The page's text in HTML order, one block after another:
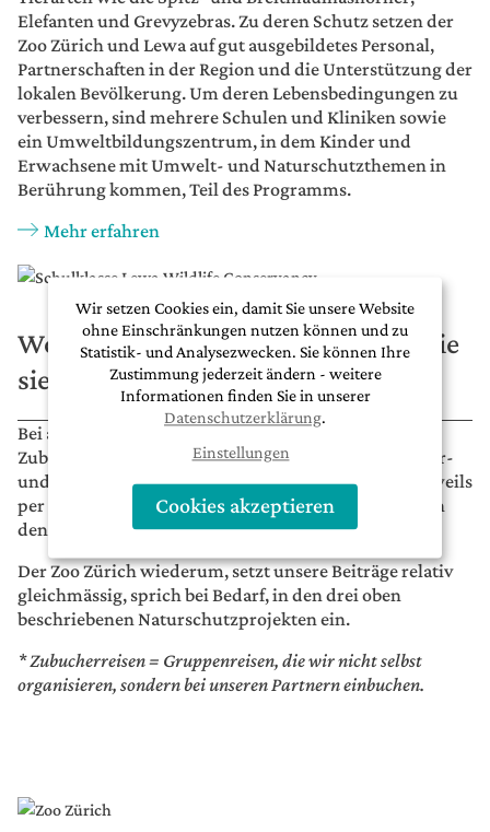
Elefanten und Grevyzebras. Zu deren Schutz setzen der
Zoo Zürich und Lewa auf gut ausgebildetes Personal,
Partnerschaften in der Region und die Unterstützung der
lokalen Bevölkerung. Um deren Lebensbedingungen zu
verbessern, sind mehrere Schulen und Kliniken sowie
ein Umweltbildungszentrum, in dem Kinder und
Erwachsene mit Umwelt- und Naturschutzthemen in
Berührung kommen, Teil des Programms.
Mehr erfahren
Woher die Beiträge kommen und wie
sie der Zoo Zürich verteilt
Bei allen Reisen, seien es Gruppen-, Individual- oder
Zubucherreisen*, inkludieren wir pauschal den Natur-
und Klimaschutz-Beitrag vonCHF 25 pro Person.
Jeweils
per Ende Jahr zahlen wir die gesammelten Beiträge in
den Naturschutzfonds des Zoo Zürich ein.
Der Zoo Zürich wiederum, setzt unsere Beiträge relativ
gleichmässig, sprich bei Bedarf, in den drei oben
beschriebenen Naturschutzprojekten ein.
* Zubucherreisen = Gruppenreisen, die wir nicht selbst
organisieren, sondern bei unseren Partnern einbuchen.
Wir setzen Cookies ein, damit Sie unsere Website
ohne Einschränkungen nutzen können und zu
Statistik- und Analysezwecken. Sie können Ihre
Zustimmung jederzeit ändern - weitere
Informationen finden Sie in unserer
Datenschutzerklärung.
Einstellungen
Cookies akzeptieren